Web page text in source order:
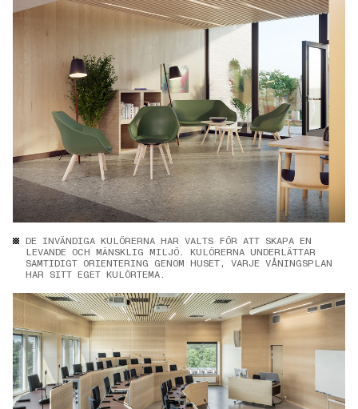
DE INVÄNDIGA KULÖRERNA HAR VALTS FÖR ATT SKAPA EN
LEVANDE OCH MÄNSKLIG MILJÖ. KULÖRERNA UNDERLÄTTAR
SAMTIDIGT ORIENTERING GENOM HUSET, VARJE VÅNINGSPLAN
HAR SITT EGET KULÖRTEMA.